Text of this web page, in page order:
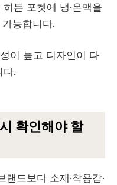
든 포켓에 냉·온팩을
능합니다.
이 높고 디자인이 다
다.
확인해야 할
드보다 소재·착용감·